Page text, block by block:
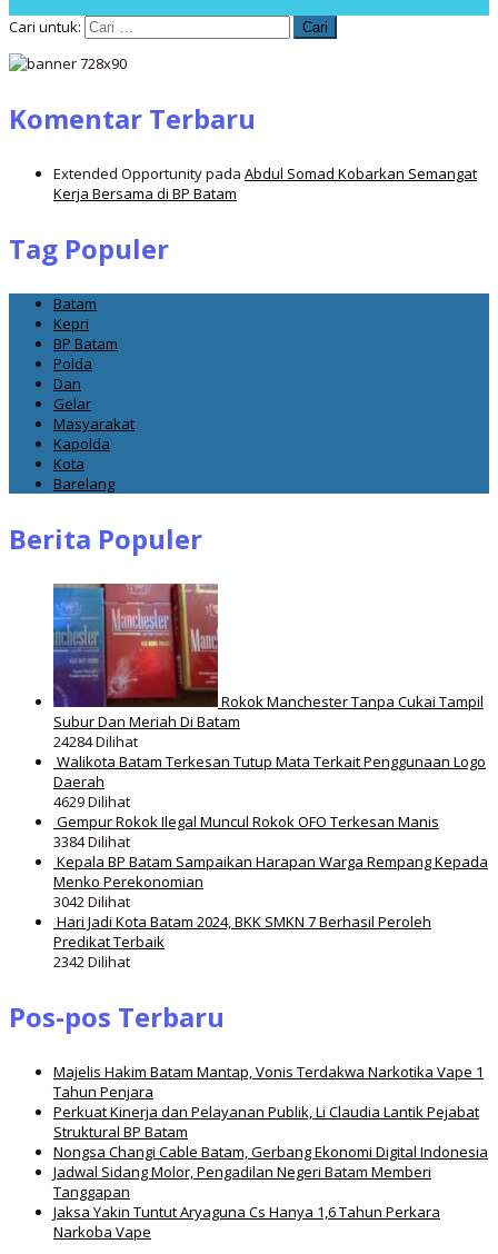
Cari untuk:
Komentar Terbaru
Extended Opportunitypada Abdul Somad Kobarkan Semangat
Kerja Bersama di BP Batam
Tag Populer
Batam
Kepri
BP Batam
Polda
Dan
Gelar
Masyarakat
Kapolda
Kota
Barelang
Berita Populer
Rokok Manchester Tanpa Cukai Tampil
Subur Dan Meriah Di Batam
24284 Dilihat
Walikota Batam Terkesan Tutup Mata Terkait Penggunaan Logo
Daerah
4629 Dilihat
Gempur Rokok Ilegal Muncul Rokok OFO Terkesan Manis
3384 Dilihat
Kepala BP Batam Sampaikan Harapan Warga Rempang Kepada
Menko Perekonomian
3042 Dilihat
Hari Jadi Kota Batam 2024, BKK SMKN 7 Berhasil Peroleh
Predikat Terbaik
2342 Dilihat
Pos-pos Terbaru
Majelis Hakim Batam Mantap, Vonis Terdakwa Narkotika Vape 1
Tahun Penjara
Perkuat Kinerja dan Pelayanan Publik, Li Claudia Lantik Pejabat
Struktural BP Batam
Nongsa Changi Cable Batam, Gerbang Ekonomi Digital Indonesia
Jadwal Sidang Molor, Pengadilan Negeri Batam Memberi
Tanggapan
Jaksa Yakin Tuntut Aryaguna Cs Hanya 1,6 Tahun Perkara
Narkoba Vape